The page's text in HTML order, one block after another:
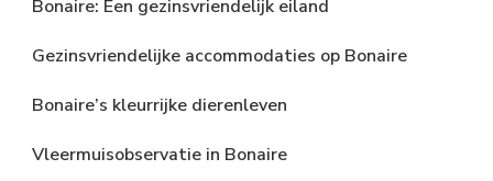
Bonaire: Een gezinsvriendelijk eiland
Gezinsvriendelijke accommodaties op Bonaire
Bonaire’s kleurrijke dierenleven
Vleermuisobservatie in Bonaire